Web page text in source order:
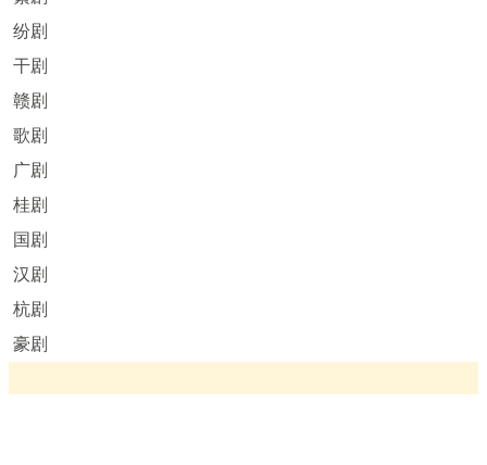
纷剧
干剧
赣剧
歌剧
广剧
桂剧
国剧
汉剧
杭剧
豪剧